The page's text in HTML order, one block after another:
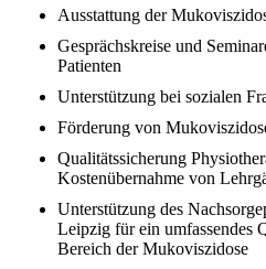
Ausstattung der
Gesprächskreise und
Patienten
Unterstützung bei sozialen
Förderung von
Qualitätssicherung
Kostenübernahme von
Unterstützung des
Leipzig für ein umfassendes
Bereich der Mukoviszidose